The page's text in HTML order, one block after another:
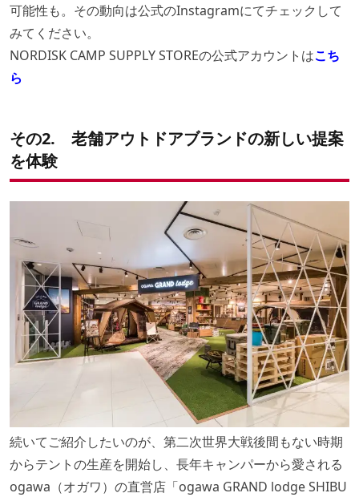
可能性も。その動向は公式のInstagramにてチェックして
みてください。
NORDISK CAMP SUPPLY STOREの公式アカウントはこち
ら
その2. 老舗アウトドアブランドの新しい提案
を体験
続いてご紹介したいのが、第二次世界大戦後間もない時期
からテントの生産を開始し、長年キャンパーから愛される
ogawa（オガワ）の直営店「ogawa GRAND lodge SHIBU